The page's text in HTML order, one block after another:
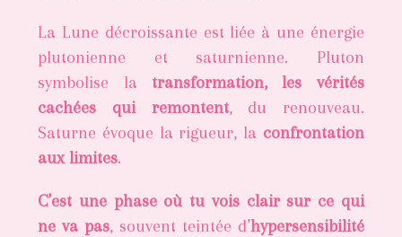
La Lune décroissante est liée à une énergie
plutonienne et saturnienne. Pluton
symbolise la transformation, les vérités
cachées qui remontent, du renouveau.
Saturne évoque la rigueur, la confrontation
aux limites.
C’est une phase où tu vois clair sur ce qui
ne va pas, souvent teintée d’hypersensibilité